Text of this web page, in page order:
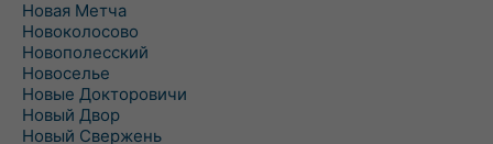
Новая Метча
Новоколосово
Новополесский
Новоселье
Новые Докторовичи
Новый Двор
Новый Свержень